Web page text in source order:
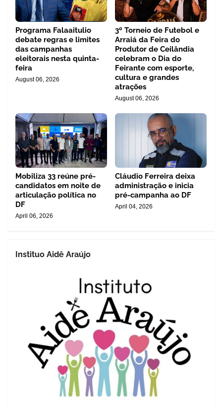
Programa Falaaitulio
debate regras e limites
das campanhas
eleitorais nesta quinta-
feira
August 06, 2026
3º Torneio de Futebol e
Arraiá da Feira do
Produtor de Ceilândia
celebram o Dia do
Feirante com esporte,
cultura e grandes
atrações
August 06, 2026
Mobiliza 33 reúne pré-
candidatos em noite de
articulação política no
DF
April 06, 2026
Cláudio Ferreira deixa
administração e inicia
pré-campanha ao DF
April 04, 2026
Instituo Aidê Araújo